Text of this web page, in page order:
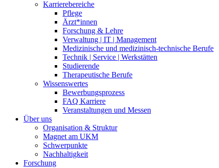
Karrierebereiche
Pflege
Ärzt*innen
Forschung & Lehre
Verwaltung | IT | Management
Medizinische und medizinisch-technische Berufe
Technik | Service | Werkstätten
Studierende
Therapeutische Berufe
Wissenswertes
Bewerbungsprozess
FAQ Karriere
Veranstaltungen und Messen
Über uns
Organisation & Struktur
Magnet am UKM
Schwerpunkte
Nachhaltigkeit
Forschung